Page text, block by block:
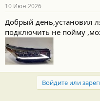
10 Июн 2026
Добрый день,установил
подключить не пойму
Войдите или